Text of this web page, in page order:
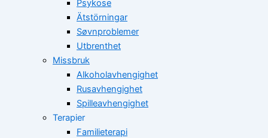
Psykose
Ätstörningar
Søvnproblemer
Utbrenthet
Missbruk
Alkoholavhengighet
Rusavhengighet
Spilleavhengighet
Terapier
Familieterapi